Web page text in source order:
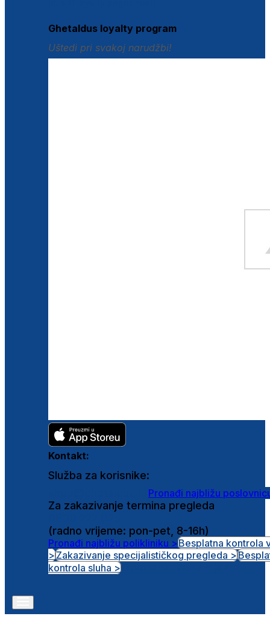
Ghetaldus loyalty program
Uštedi pri svakoj narudžbi!
Kontakt:
Služba za korisnike:
Pronađi najbližu
Za zakazivanje termina pregleda
(radno vrijeme: pon-pet, 8-16h)
Pronađi najbližu polikliniku >Besplatna kontrola
>Zakazivanje specijalističkog pregleda >
kontrola sluha >